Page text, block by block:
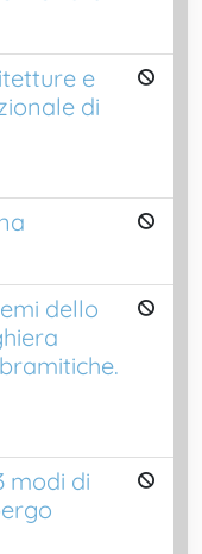
e
di
dello
modi di